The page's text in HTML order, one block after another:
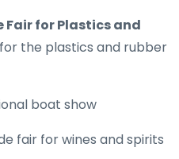
Fair for Plastics and
the plastics and rubber
boat show
fair for wines and spirits